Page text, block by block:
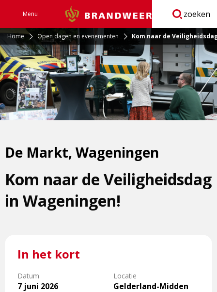
Menu Brandweer zoeken
Home Open dagen en evenementen Kom naar de
Kom naar de Veiligheidsdag
in Wageningen!
De Markt, Wageningen
In het kort
Datum
7 juni 2026
Locatie
Gelderland-Midden